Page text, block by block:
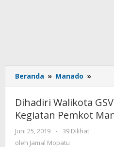
Beranda » Manado »
Tiga
Dihadiri Walikota
Kegiatan Pemkot
Juni 25, 2019
oleh
Jamal
-
39 Dilihat
oleh Jamal Mopatu